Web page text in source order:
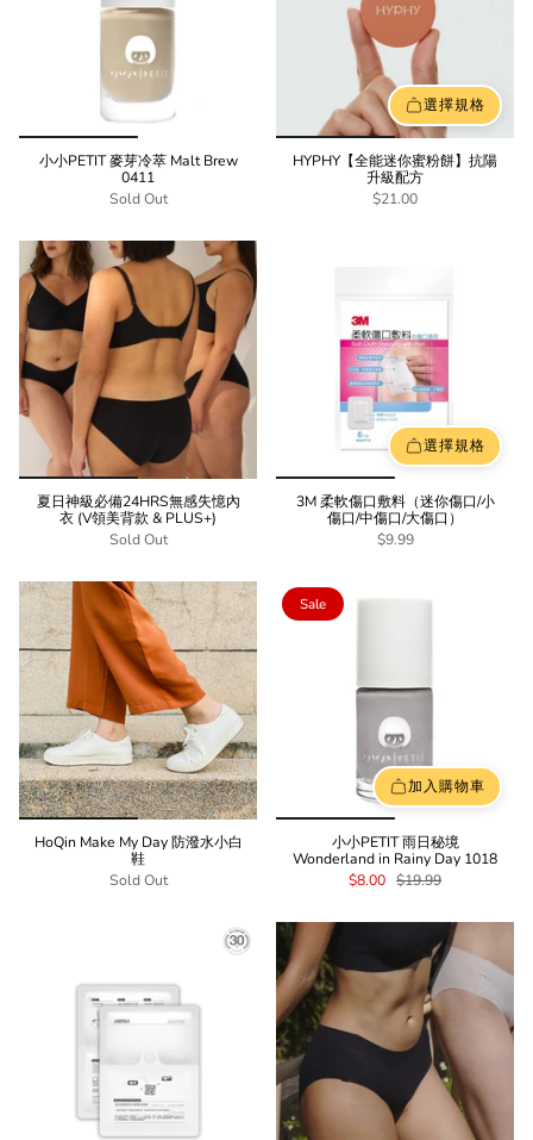
小小PETIT 麥芽冷萃 Malt Brew
0411
Sold Out
選擇規格
HYPHY【全能迷你蜜粉餅】抗陽
升級配方
$21.00
夏日神級必備24HRS無感失憶內
衣 (V領美背款 & PLUS+)
Sold Out
選擇規格
3M 柔軟傷口敷料（迷你傷口/小
傷口/中傷口/大傷口）
$9.99
HoQin Make My Day 防潑水小白
鞋
Sold Out
Sale
加入購物車
小小PETIT 雨日秘境
Wonderland in Rainy Day 1018
$8.00 $19.99